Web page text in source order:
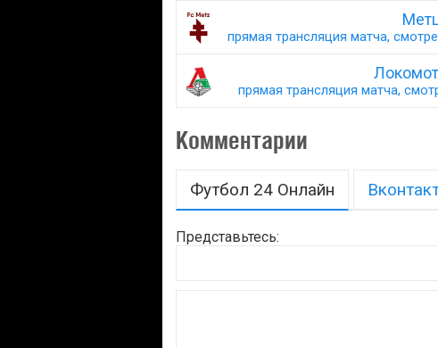
прямая трансляция матча,
прямая трансляция матча,
Комментарии
Футбол 24 Онлайн
Представьтесь: